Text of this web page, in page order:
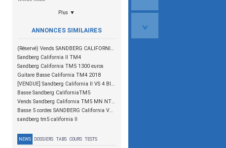
Plus ▼
ANNONCES SIMILAIRES
(Réservé) Vends SANDBERG CALIFORNIA II SL TT 5 BB MN - 1300 €
Sandberg California II TM4
Sandberg California TM5 1300 euros
Guitare Basse California TM4 2018
[VENDUE] Sandberg California II VS 4 Black Hardcore Aged - 1300 €
Basse Sandberg CaliforniaTM5
Vends Sandberg California TM5 MN NT LH (Gaucher) 1000€
Basse 5 cordes SANDBERG California VM5 Soft Aged RW
sandberg tm5 california II
NEWS DOSSIERS TABS COURS TESTS